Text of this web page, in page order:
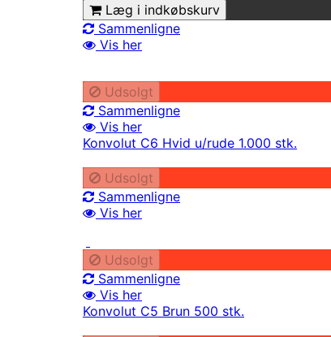
Læg i indkøbskurv
Sammenligne
Vis her
Udsolgt
Sammenligne
Vis her
Konvolut C6 Hvid u/rude 1.000 stk.
Udsolgt
Sammenligne
Vis her
Udsolgt
Sammenligne
Vis her
Konvolut C5 Brun 500 stk.